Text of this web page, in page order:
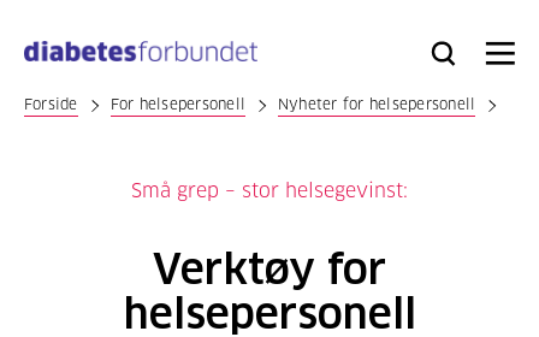
hovedinnhold
Bli
Logg
Søk Meny
Forside For helsepersonell Nyheter for helsepersonell
Små grep – stor helsegevinst:
Verktøy for
helsepersonell